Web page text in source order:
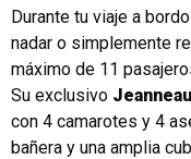
Durante tu viaje a
nadar o simplemente
máximo de 11
Su exclusivo
con 4 camarotes y 4
bañera y una amplia